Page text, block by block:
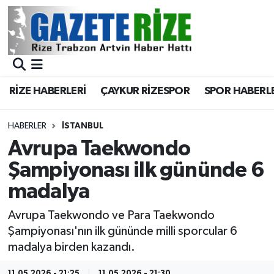
RİZE HABERLERİ ÇAYKUR RİZESPOR SPOR
HABERLER İSTANBUL
Avrupa Taekwondo
Şampiyonası ilk gününde 6
madalya
Avrupa Taekwondo ve Para Taekwondo
Şampiyonası'nın ilk gününde milli sporcular 6
madalya birden kazandı.
BÖLGEMİZ
Asayiş
Rize Jandarma Komutanlığı
Bilim Teknoloji
Advertising news
Merkez Nöbetçi Eczaneler
Merkez Trafik Yoğunluk Haritası
Süper Lig Puan Durumu ve Fikstür
Tüm Manşetler
Son Dakika Haberleri
Haber Arşivi